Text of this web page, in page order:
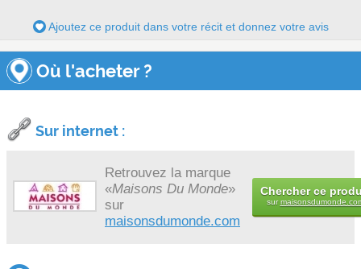
Ajoutez ce produit dans votre récit et donnez votre avis
Où l'acheter ?
Sur internet :
Retrouvez la marque
«Maisons Du Monde»
sur
maisonsdumonde.com
Chercher ce
sur